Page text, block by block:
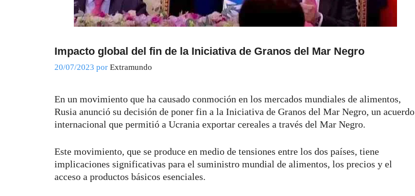
Impacto global del fin de la Iniciativa de Granos del Mar Negro
20/07/2023 por Extramundo
En un movimiento que ha causado conmoción en los mercados mundiales de alimentos,
Rusia anunció su decisión de poner fin a la Iniciativa de Granos del Mar Negro, un acuerdo
internacional que permitió a Ucrania exportar cereales a través del Mar Negro.
Este movimiento, que se produce en medio de tensiones entre los dos países, tiene
implicaciones significativas para el suministro mundial de alimentos, los precios y el
acceso a productos básicos esenciales.